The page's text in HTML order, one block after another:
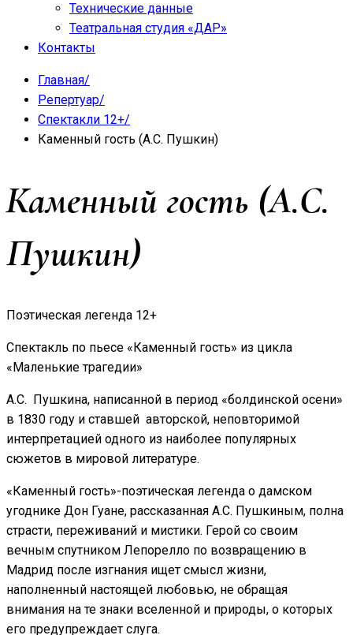
Технические данные
Театральная студия «ДАР»
Контакты
Главная/
Репертуар/
Спектакли 12+/
Каменный гость (А.С. Пушкин)
Каменный гость (А.С.
Пушкин)
Поэтическая легенда 12+
Спектакль по пьесе «Каменный гость» из цикла
«Маленькие трагедии»
А.С. Пушкина, написанной в период «болдинской осени»
в 1830 году и ставшей авторской, неповторимой
интерпретацией одного из наиболее популярных
сюжетов в мировой литературе.
«Каменный гость»-поэтическая легенда о дамском
угоднике Дон Гуане, рассказанная А.С. Пушкиным, полна
страсти, переживаний и мистики. Герой со своим
вечным спутником Лепорелло по возвращению в
Мадрид после изгнания ищет смысл жизни,
наполненный настоящей любовью, не обращая
внимания на те знаки вселенной и природы, о которых
его предупреждает слуга.